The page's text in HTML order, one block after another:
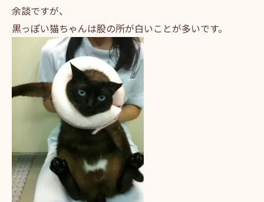
余談ですが、
黒っぽい猫ちゃんは股の所が白いことが多いです。